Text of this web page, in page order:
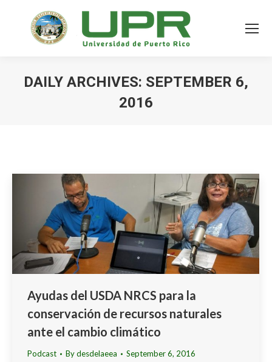
DAILY ARCHIVES: SEPTEMBER 6,
2016
Ayudas del USDA NRCS para la
conservación de recursos naturales
ante el cambio climático
Podcast Bydesdelaeea September 6, 2016